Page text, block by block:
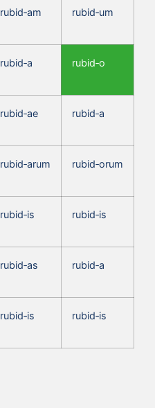
rubid‑am rubid‑um
rubid‑a rubid‑o
rubid‑ae rubid‑a
rubid‑arum rubid‑orum
rubid‑is rubid‑is
rubid‑as rubid‑a
rubid‑is rubid‑is